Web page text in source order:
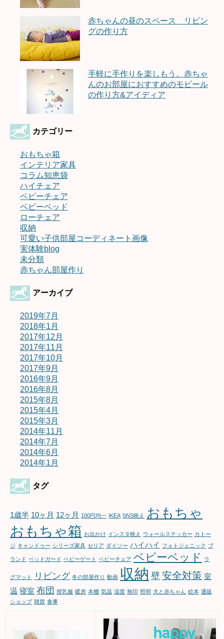
赤ちゃんの昼のスペース リビン
グの作り方
手軽に手作りを楽しもう。赤ちゃ
んのお部屋におすすめのモビール
の作り方&アイディア
カテゴリー
おもちゃ箱
インテリア家具
コラム知恵袋
ハイチェア
ベビーチェア
ベビーベッド
ローチェア
収納
可愛い子供部屋コーディネート画像
実体験blog
未分類
赤ちゃん部屋作り
アーカイブ
2019年7月
2018年1月
2017年12月
2017年11月
2017年10月
2017年9月
2016年9月
2016年8月
2015年8月
2015年4月
2015年3月
2014年11月
2014年7月
2014年6月
2014年1月
タグ
1歳半 10ヶ月 12ヶ月 100円均一 IKEA SNS映え おもちゃ
おもちゃ箱 お出かけ インスタ映え ウォールステッカー カトー
ジ キャンドゥー シリーズ家具 セリア ダイソー ハイハイ フォトジェニック ブ
ランド ベッドガード ベビーゲート ベビーチェア ベビーベッド ラ
グマット リビング 冬の部屋作り 動画 収納 壁 安全対策 室
温 寝室 布団 授乳服 暖房 本棚 気温 湿度 無印 照明 犬と赤ちゃん 絵本 通販
ショップ 雑貨 食事